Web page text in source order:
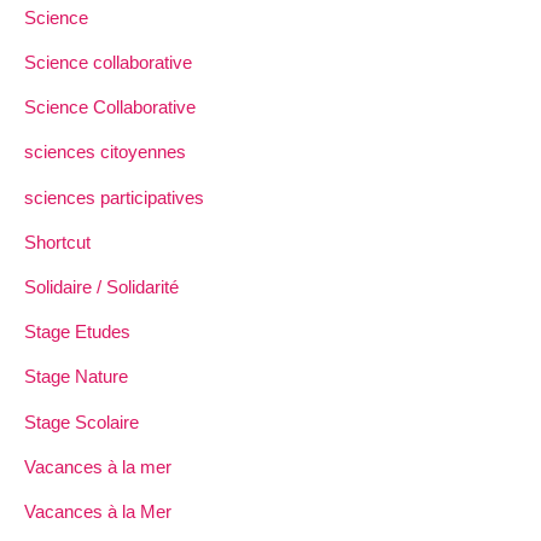
Science
Science collaborative
Science Collaborative
sciences citoyennes
sciences participatives
Shortcut
Solidaire / Solidarité
Stage Etudes
Stage Nature
Stage Scolaire
Vacances à la mer
Vacances à la Mer